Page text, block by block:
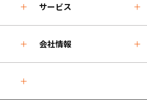
サービス
会社情報